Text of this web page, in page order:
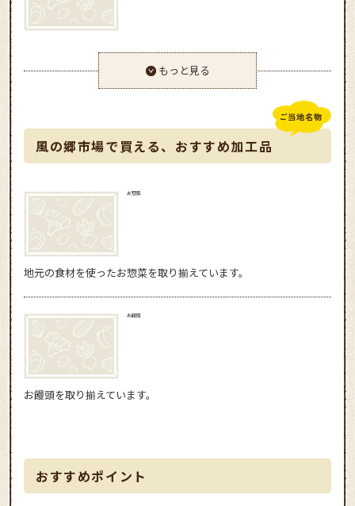
もっと見る
風の郷市場で買える、おすすめ加工品
お惣菜
地元の食材を使ったお惣菜を取り揃えています。
お饅頭
お饅頭を取り揃えています。
おすすめポイント